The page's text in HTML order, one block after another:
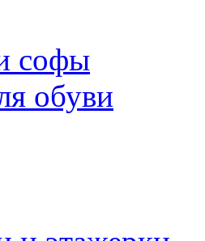
софы
обуви